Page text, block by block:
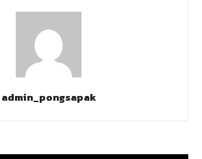
admin_pongsapak